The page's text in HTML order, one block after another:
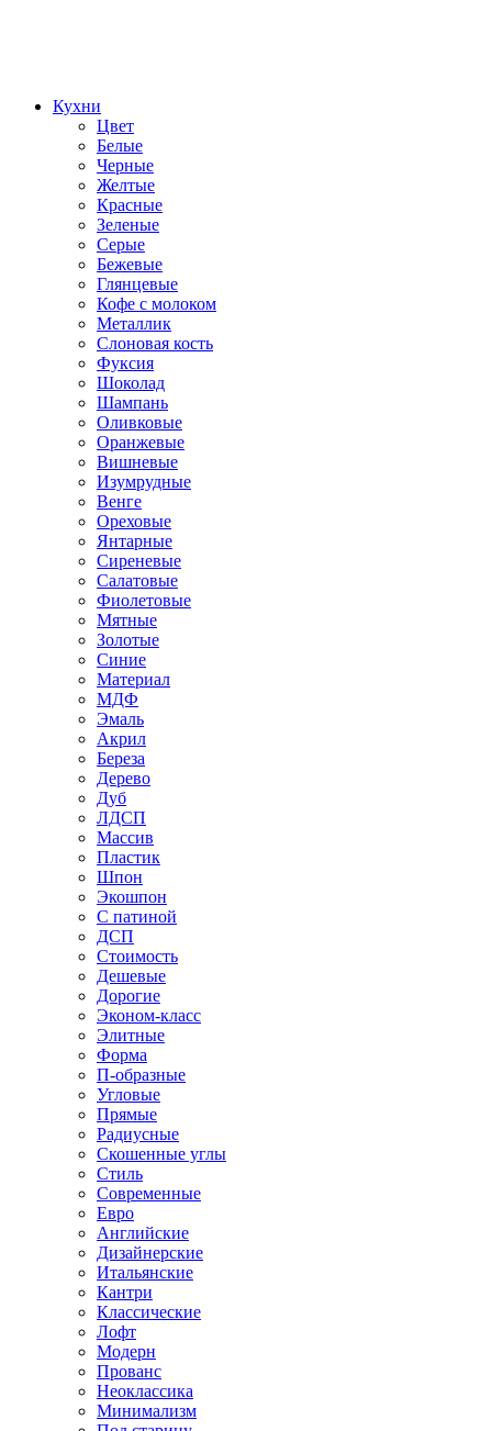
Кухни
Цвет
Белые
Черные
Желтые
Красные
Зеленые
Серые
Бежевые
Глянцевые
Кофе с молоком
Металлик
Слоновая кость
Фуксия
Шоколад
Шампань
Оливковые
Оранжевые
Вишневые
Изумрудные
Венге
Ореховые
Янтарные
Сиреневые
Салатовые
Фиолетовые
Мятные
Золотые
Синие
Материал
МДФ
Эмаль
Акрил
Береза
Дерево
Дуб
ЛДСП
Массив
Пластик
Шпон
Экошпон
С патиной
ДСП
Стоимость
Дешевые
Дорогие
Эконом-класс
Элитные
Форма
П-образные
Угловые
Прямые
Радиусные
Скошенные углы
Стиль
Современные
Евро
Английские
Дизайнерские
Итальянские
Кантри
Классические
Лофт
Модерн
Прованс
Неоклассика
Минимализм